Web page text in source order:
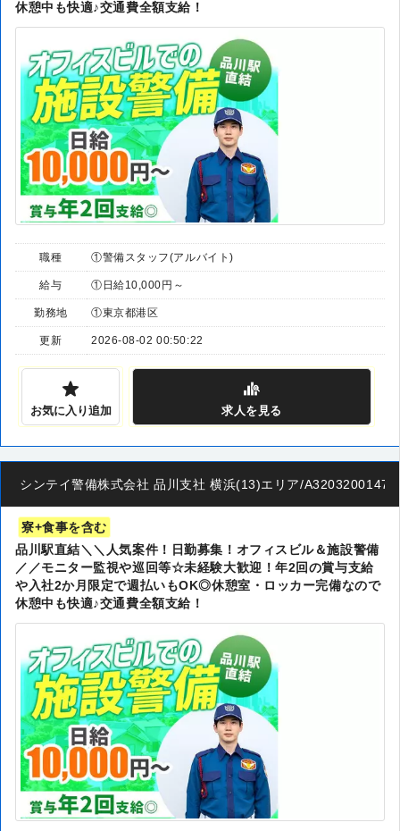
休憩中も快適♪交通費全額支給！
職種 ①警備スタッフ(アルバイト)
給与 ①日給10,000円～
勤務地 ①東京都港区
更新 2026-08-02 00:50:22
お気に入り追加 求人 を見る
シンテイ警備株式会社 品川支社 横浜(13)エリア/A3203200147
寮+食事を含む
品川駅直結＼＼人気案件！日勤募集！オフィスビル＆施設警備
／／モニター監視や巡回等☆未経験大歓迎！年2回の賞与支給
や入社2か月限定で週払いもOK◎休憩室・ロッカー完備なので
休憩中も快適♪交通費全額支給！